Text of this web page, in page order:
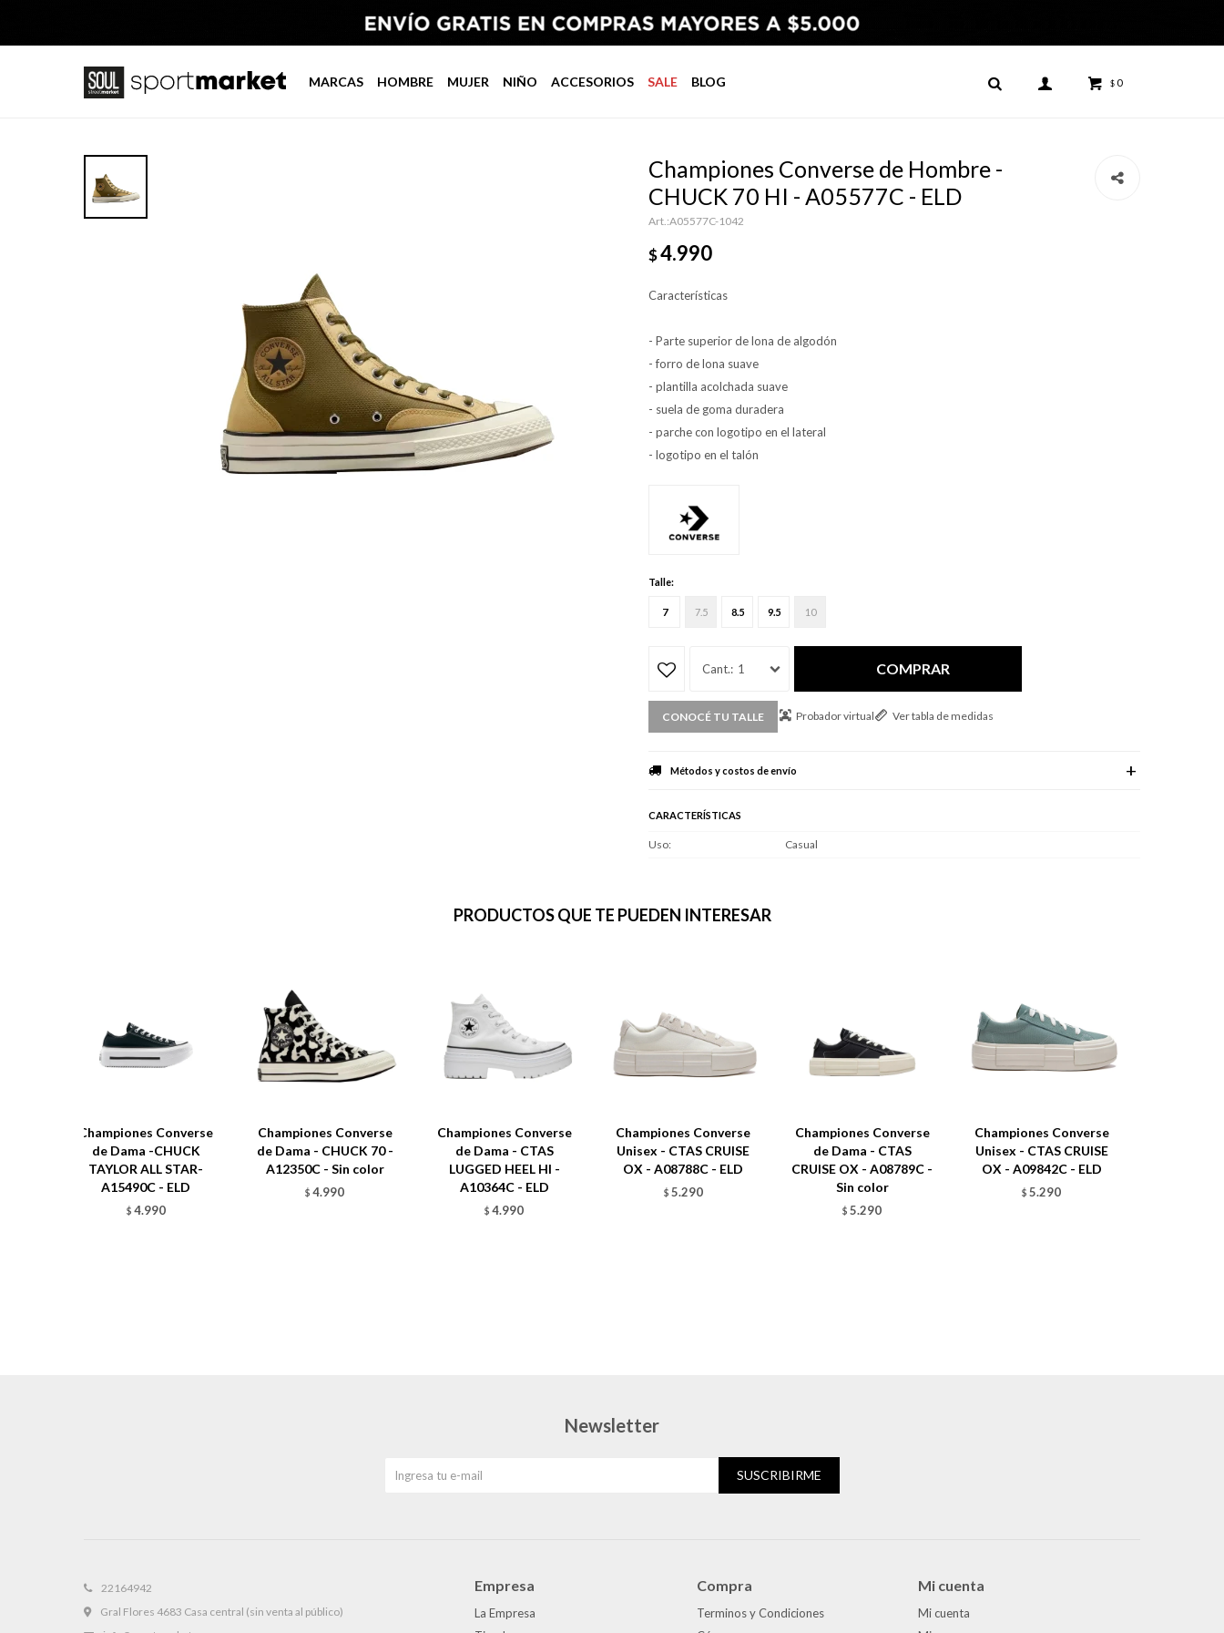
MARCAS HOMBRE MUJER NIÑO ACCESORIOS SALE BLOG $ 0
Championes Converse de Hombre -
CHUCK 70 HI - A05577C - ELD
A05577C-1042
$4.990
Características
- Parte superior de lona de algodón
- forro de lona suave
- plantilla acolchada suave
- suela de goma duradera
- parche con logotipo en el lateral
- logotipo en el talón
Talle:
7 7.5 8.5 9.5 10
1 COMPRAR
CONOCÉ TU TALLE Probador virtual Ver tabla de medidas
Métodos y costos de envío
CARACTERÍSTICAS
Uso Casual
PRODUCTOS QUE TE PUEDEN INTERESAR
Championes Converse
de Dama -CHUCK
TAYLOR ALL STAR-
A15490C - ELD
$ 4.990
Championes Converse
de Dama - CHUCK 70 -
A12350C - Sin color
$ 4.990
Championes Converse
de Dama - CTAS
LUGGED HEEL HI -
A10364C - ELD
$ 4.990
Championes Converse
Unisex - CTAS CRUISE
OX - A08788C - ELD
$ 5.290
Championes Converse
de Dama - CTAS
CRUISE OX - A08789C -
Sin color
$ 5.290
Championes Converse
Unisex - CTAS CRUISE
OX - A09842C - ELD
$ 5.290
22164942
Gral Flores 4683 Casa central (sin venta al público)
Empresa
La Empresa
Compra
Terminos y Condiciones
Mi cuenta
Mi cuenta
Newsletter
SUSCRIBIRME